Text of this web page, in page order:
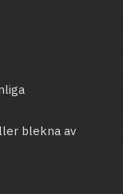
blekna av